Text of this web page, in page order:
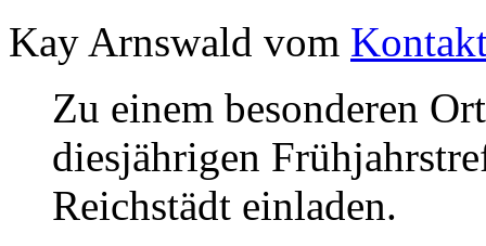
Kay Arnswald vom
Zu einem besonderen
diesjährigen
Reichstädt einladen.